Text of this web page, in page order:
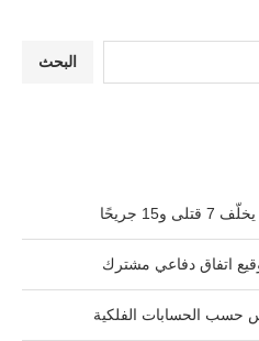
البحث
جريحًا
اتفاق دفاعي مشترك